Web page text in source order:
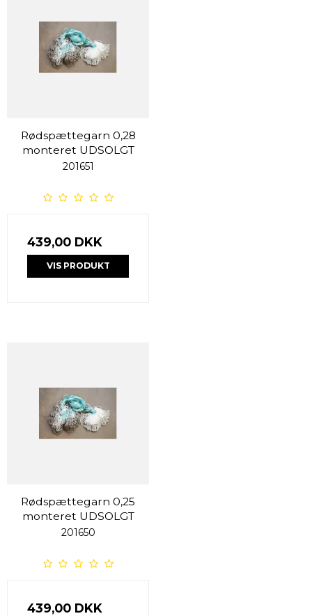
Rødspættegarn 0,28
monteret UDSOLGT
201651
439,00 DKK
VIS PRODUKT
Rødspættegarn 0,25
monteret UDSOLGT
201650
439,00 DKK